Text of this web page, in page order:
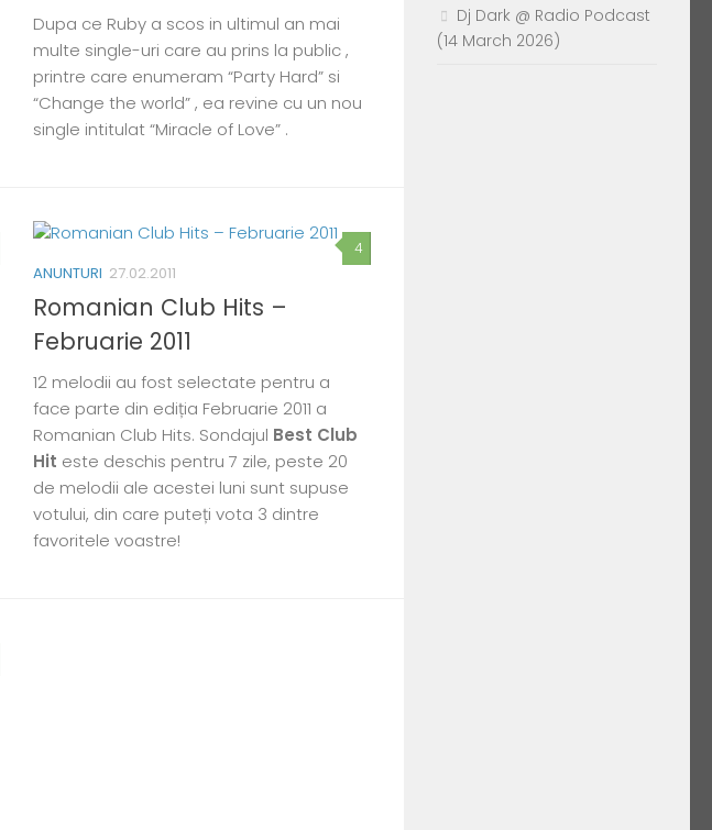
Dupa ce Ruby a scos in ultimul an mai
multe single-uri care au prins la public ,
printre care enumeram “Party Hard” si
“Change the world” , ea revine cu un nou
single intitulat “Miracle of Love” .
4
ANUNTURI 27.02.2011
Romanian Club Hits –
Februarie 2011
12 melodii au fost selectate pentru a
face parte din ediția Februarie 2011 a
Romanian Club Hits. Sondajul Best Club
Hit este deschis pentru 7 zile, peste 20
de melodii ale acestei luni sunt supuse
votului, din care puteți vota 3 dintre
favoritele voastre!
Dj Dark @ Radio Podcast
(14 March 2026)